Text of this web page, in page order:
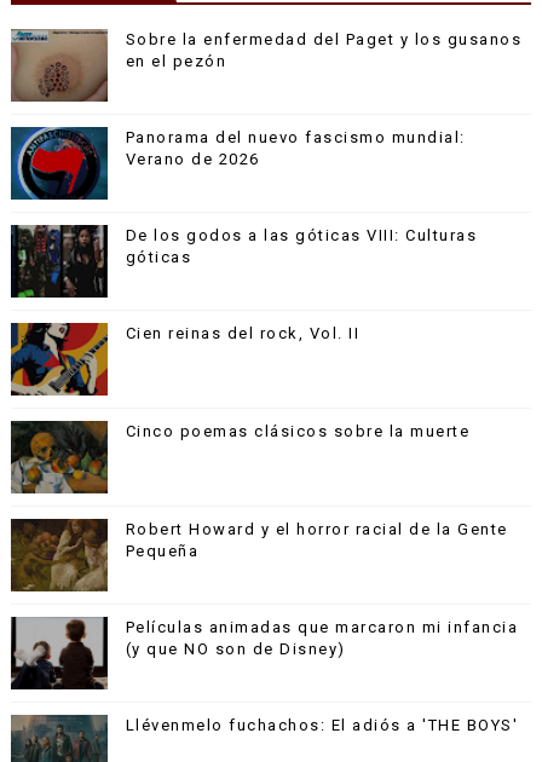
Sobre la enfermedad del Paget y los gusanos
en el pezón
Panorama del nuevo fascismo mundial:
Verano de 2026
De los godos a las góticas VIII: Culturas
góticas
Cien reinas del rock, Vol. II
Cinco poemas clásicos sobre la muerte
Robert Howard y el horror racial de la Gente
Pequeña
Películas animadas que marcaron mi infancia
(y que NO son de Disney)
Llévenmelo fuchachos: El adiós a 'THE BOYS'